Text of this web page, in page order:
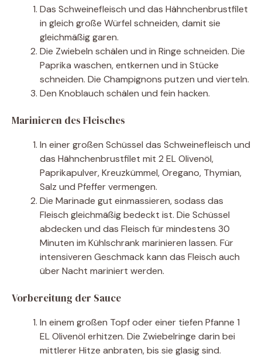
Das Schweinefleisch und das Hähnchenbrustfilet
in gleich große Würfel schneiden, damit sie
gleichmäßig garen.
Die Zwiebeln schälen und in Ringe schneiden. Die
Paprika waschen, entkernen und in Stücke
schneiden. Die Champignons putzen und vierteln.
Den Knoblauch schälen und fein hacken.
Marinieren des Fleisches
In einer großen Schüssel das Schweinefleisch und
das Hähnchenbrustfilet mit 2 EL Olivenöl,
Paprikapulver, Kreuzkümmel, Oregano, Thymian,
Salz und Pfeffer vermengen.
Die Marinade gut einmassieren, sodass das
Fleisch gleichmäßig bedeckt ist. Die Schüssel
abdecken und das Fleisch für mindestens 30
Minuten im Kühlschrank marinieren lassen. Für
intensiveren Geschmack kann das Fleisch auch
über Nacht mariniert werden.
Vorbereitung der Sauce
In einem großen Topf oder einer tiefen Pfanne 1
EL Olivenöl erhitzen. Die Zwiebelringe darin bei
mittlerer Hitze anbraten, bis sie glasig sind.